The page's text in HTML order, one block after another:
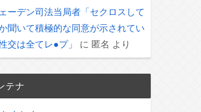
ーデン司法当局者「セクロスして
聞いて積極的な同意が示されてい
交は全てレ●プ」
に 匿名 より
テナ